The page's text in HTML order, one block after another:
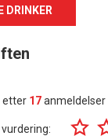
DRINKER
etter 17anmeldelser
vurdering: